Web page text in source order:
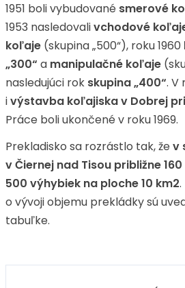
1951 boli vybudované smerové
1953 nasledovalivchodové
koľaje (skupina „500“), roku 1960
„300“ a manipulačné koľaje
nasledujúci rok skupina „400“. V
ivýstavba koľajiska v Dobrej
Práce boli ukončené v roku 1969.
Prekladisko sa rozrástlo tak, že v
v Čiernej nad Tisou približne
500 výhybiek na ploche 10 km2
o vývoji objemu prekládky sú
tabuľke.